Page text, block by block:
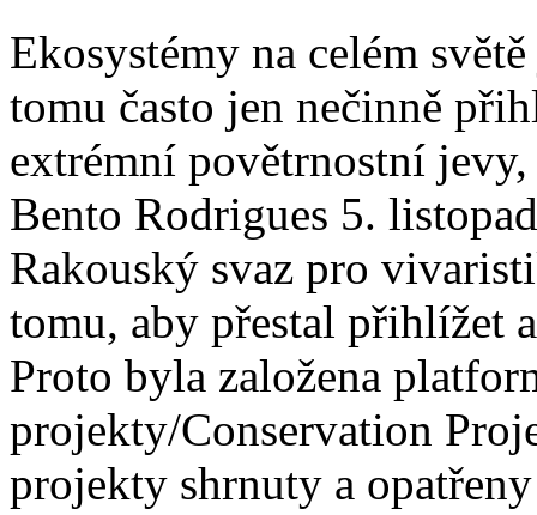
Ekosystémy na celém
tomu často jen nečinně
extrémní povětrnostní
Bento Rodrigues 5.
Rakouský svaz pro
tomu, aby přestal přihlížet
Proto byla založena
projekty/Conservation
projekty shrnuty a